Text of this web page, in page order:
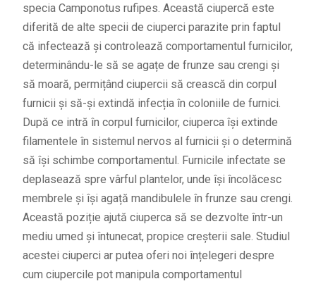
specia Camponotus rufipes. Această ciupercă este
diferită de alte specii de ciuperci parazite prin faptul
că infectează și controlează comportamentul furnicilor,
determinându-le să se agațe de frunze sau crengi și
să moară, permițând ciupercii să crească din corpul
furnicii și să-și extindă infecția în coloniile de furnici.
După ce intră în corpul furnicilor, ciuperca își extinde
filamentele în sistemul nervos al furnicii și o determină
să își schimbe comportamentul. Furnicile infectate se
deplasează spre vârful plantelor, unde își încolăcesc
membrele și își agață mandibulele în frunze sau crengi.
Această poziție ajută ciuperca să se dezvolte într-un
mediu umed și întunecat, propice creșterii sale. Studiul
acestei ciuperci ar putea oferi noi înțelegeri despre
cum ciupercile pot manipula comportamentul